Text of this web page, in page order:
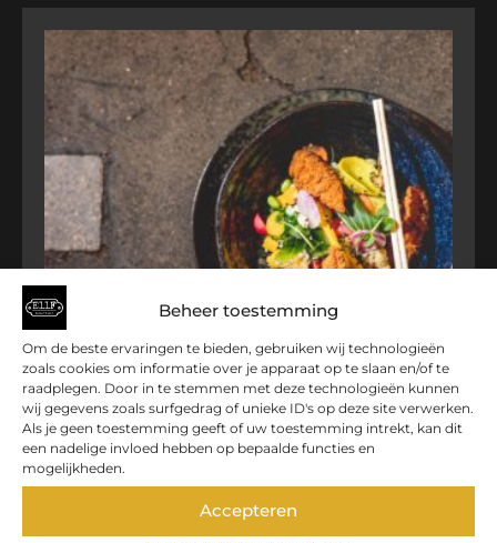
Beheer toestemming
Om de beste ervaringen te bieden, gebruiken wij technologieën
zoals cookies om informatie over je apparaat op te slaan en/of te
raadplegen. Door in te stemmen met deze technologieën kunnen
wij gegevens zoals surfgedrag of unieke ID's op deze site verwerken.
Als je geen toestemming geeft of uw toestemming intrekt, kan dit
een nadelige invloed hebben op bepaalde functies en
mogelijkheden.
Accepteren
POKE BOWL KIP (KLEIN)
TOEVOEGEN AAN WINKELWAGEN